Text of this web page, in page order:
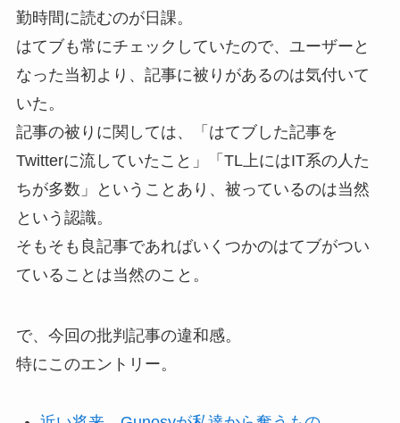
勤時間に読むのが日課。
はてブも常にチェックしていたので、ユーザーと
なった当初より、記事に被りがあるのは気付いて
いた。
記事の被りに関しては、「はてブした記事を
Twitterに流していたこと」「TL上にはIT系の人た
ちが多数」ということあり、被っているのは当然
という認識。
そもそも良記事であればいくつかのはてブがつい
ていることは当然のこと。
で、今回の批判記事の違和感。
特にこのエントリー。